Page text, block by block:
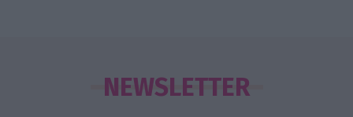
NEWSLETTER